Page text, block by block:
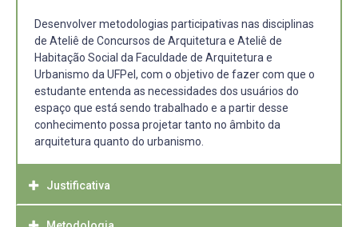
Desenvolver metodologias participativas nas disciplinas
de Ateliê de Concursos de Arquitetura e Ateliê de
Habitação Social da Faculdade de Arquitetura e
Urbanismo da UFPel, com o objetivo de fazer com que o
estudante entenda as necessidades dos usuários do
espaço que está sendo trabalhado e a partir desse
conhecimento possa projetar tanto no âmbito da
arquitetura quanto do urbanismo.
Justificativa